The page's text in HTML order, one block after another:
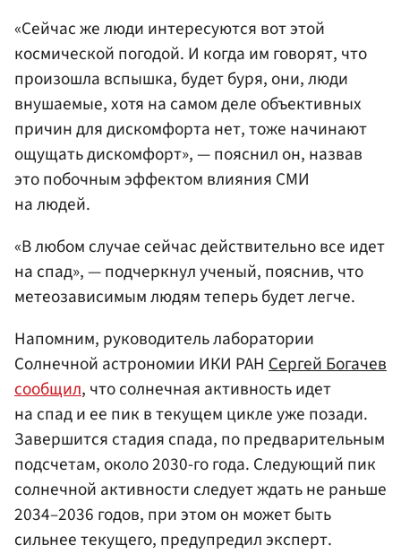
«Сейчас же люди интересуются вот этой
космической погодой. И когда им говорят, что
произошла вспышка, будет буря, они, люди
внушаемые, хотя на самом деле объективных
причин для дискомфорта нет, тоже начинают
ощущать дискомфорт», — пояснил он, назвав
это побочным эффектом влияния СМИ
на людей.
«В любом случае сейчас действительно все идет
на спад», — подчеркнул ученый, пояснив, что
метеозависимым людям теперь будет легче.
Напомним, руководитель лаборатории
Солнечной астрономии ИКИ РАН Сергей Богачев
сообщил, что солнечная активность идет
на спад и ее пик в текущем цикле уже позади.
Завершится стадия спада, по предварительным
подсчетам, около 2030-го года. Следующий пик
солнечной активности следует ждать не раньше
2034–2036 годов, при этом он может быть
сильнее текущего, предупредил эксперт.